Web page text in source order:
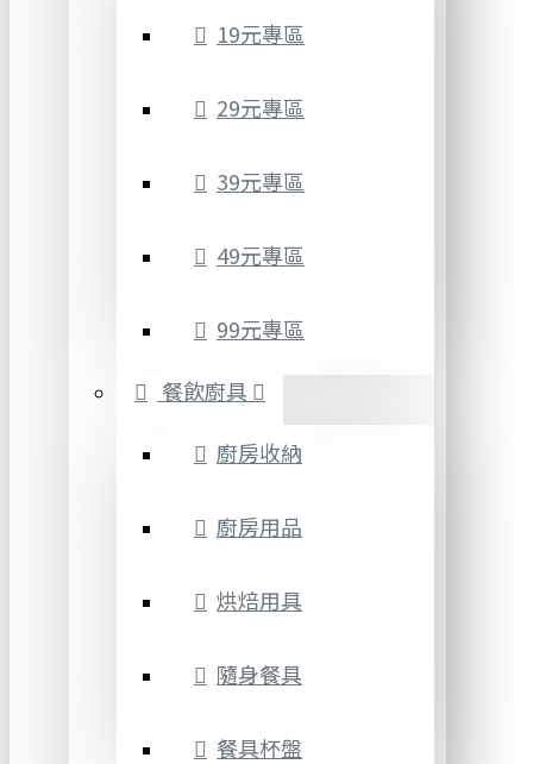
19元專區
29元專區
39元專區
49元專區
99元專區
餐飲廚具
廚房收納
廚房用品
烘焙用具
隨身餐具
餐具杯盤